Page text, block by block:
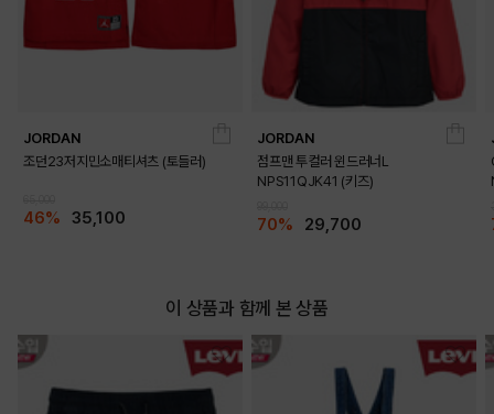
JORDAN
조던23저지민소매티셔츠 (토들러)
46% 35,100
JORDAN
점프맨 투컬러 윈드러너L
NPS11QJK41 (키즈)
70% 29,700
이 상품과 함께 본 상품